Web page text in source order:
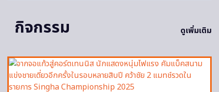
กิจกรรม ดูเพิ่มเติม